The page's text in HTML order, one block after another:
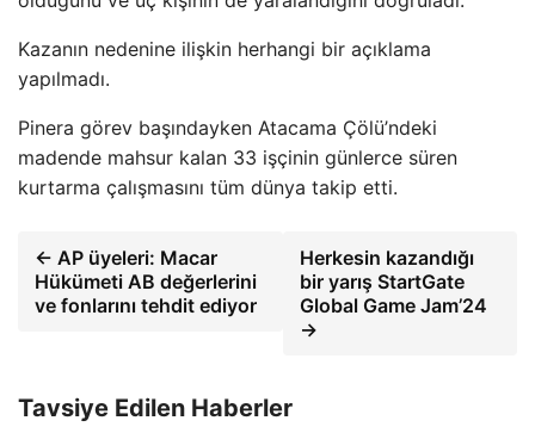
Kazanın nedenine ilişkin herhangi bir açıklama
yapılmadı.
Pinera görev başındayken Atacama Çölü’ndeki
madende mahsur kalan 33 işçinin günlerce süren
kurtarma çalışmasını tüm dünya takip etti.
← AP üyeleri: Macar
Hükümeti AB değerlerini
ve fonlarını tehdit ediyor
Herkesin kazandığı
bir yarış StartGate
Global Game Jam’24
→
Tavsiye Edilen Haberler